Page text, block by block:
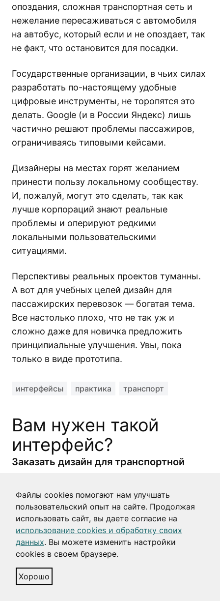
опоздания, сложная транспортная сеть и
нежелание пересаживаться с автомобиля
на автобус, который если и не опоздает, так
не факт, что остановится для посадки.
Государственные организации, в чьих силах
разработать по-настоящему удобные
цифровые инструменты, не торопятся это
делать. Google (и в России Яндекс) лишь
частично решают проблемы пассажиров,
ограничиваясь типовыми кейсами.
Дизайнеры на местах горят желанием
принести пользу локальному сообществу.
И, пожалуй, могут это сделать, так как
лучше корпораций знают реальные
проблемы и оперируют редкими
локальными пользовательскими
ситуациями.
Перспективы реальных проектов туманны.
А вот для учебных целей дизайн для
пассажирских перевозок — богатая тема.
Все настолько плохо, что не так уж и
сложно даже для новичка предложить
принципиальные улучшения. Увы, пока
только в виде прототипа.
интерфейсы практика транспорт
Вам нужен такой
интерфейс?
Заказать дизайн для транспортной
Напишите нам наwe@sobakapav.ru
Что мы можем сделать?
Что угодно отисследования пользователей
додизайна интерфейса под ключ
Примеры из практики
Файлы cookies помогают нам улучшать
пользовательский опыт на сайте. Продолжая
использовать сайт, вы даете согласие на
использование cookies и обработку своих
данных. Вы можете изменить настройки
cookies в своем браузере.
Хорошо